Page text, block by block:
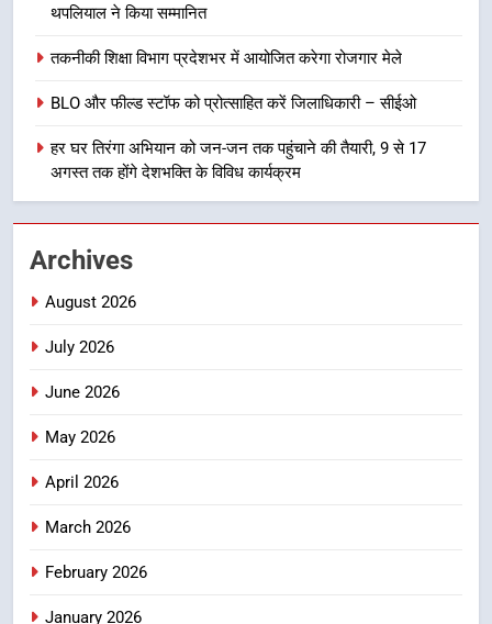
कार्यकत्री पुरस्कार से मातृशक्ति को किया
उत्तराखण्ड
8
मुख्यमंत्री चौम्पियनशिप ट्रॉफी का मंच,
न्याय पंचायत से राज्य स्तर तक होगा
2
3
थपलियाल ने किया सम्मानित
तकनीकी शिक्षा विभाग प्रदेशभर में आयोजित करेगा रोजगार मेले
BLO और फील्ड स्टॉफ को प्रोत्साहित करें जिलाधिकारी – सीईओ
हर घर तिरंगा अभियान को जन-जन तक पहुंचाने की तैयारी, 9 से 17
अगस्त तक होंगे देशभक्ति के विविध कार्यक्रम
Archives
August 2026
July 2026
June 2026
May 2026
April 2026
March 2026
February 2026
January 2026